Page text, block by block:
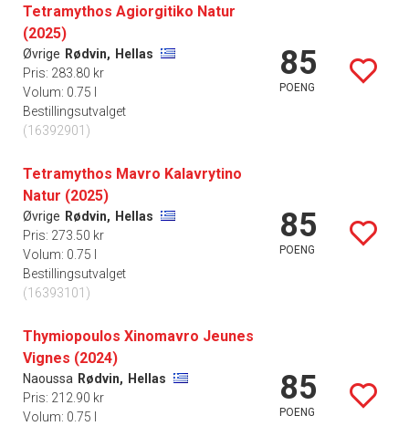
Tetramythos Agiorgitiko Natur
(2025)
Øvrige Rødvin, Hellas
Pris: 283.80 kr
Volum: 0.75 l
Bestillingsutvalget
(16392901)
85
POENG
Tetramythos Mavro Kalavrytino
Natur (2025)
Øvrige Rødvin, Hellas
Pris: 273.50 kr
Volum: 0.75 l
Bestillingsutvalget
(16393101)
85
POENG
Thymiopoulos Xinomavro Jeunes
Vignes (2024)
Naoussa Rødvin, Hellas
Pris: 212.90 kr
Volum: 0.75 l
85
POENG